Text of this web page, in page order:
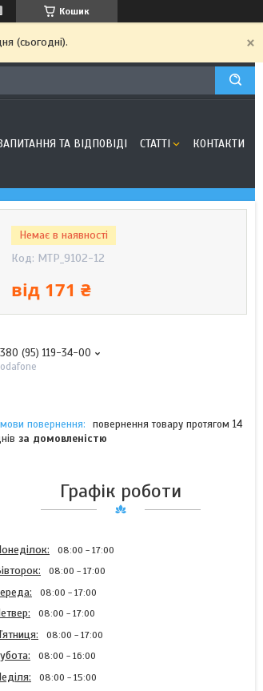
Кошик
(сьогодні).
ТА ВІДПОВІДІ СТАТТІ КОНТАКТИ
Немає в наявності
Код: MTP_9102-12
від 171 ₴
(95) 119-34-00
повернення товару протягом 14
за домовленістю
Графік роботи
08:00 17:00
08:00 17:00
08:00 17:00
08:00 17:00
08:00 17:00
08:00 16:00
08:00 15:00